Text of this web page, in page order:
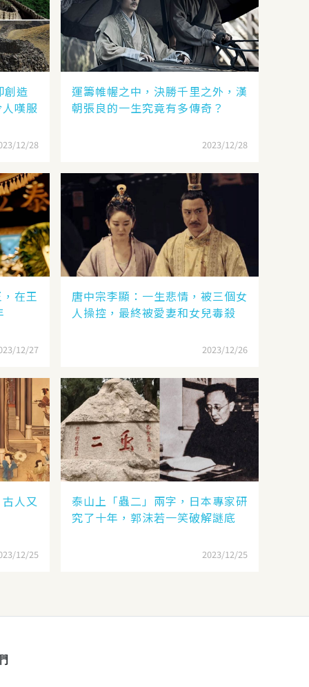
創造
嘆服
12/28
運籌帷幄之中，決勝千里之外，漢
朝張良的一生究竟有多傳奇？
2023/12/28
在王
12/27
唐中宗李顯：一生悲情，被三個女
人操控，最終被愛妻和女兒毒殺
2023/12/26
人又
12/25
泰山上「蟲二」兩字，日本專家研
究了十年，郭沫若一笑破解謎底
2023/12/25